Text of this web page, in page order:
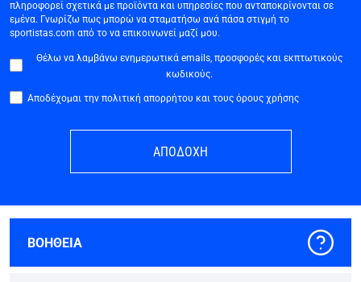
πληροφορεί σχετικά με προϊόντα και υπηρεσίες που ανταποκρίνονται σε
εμένα. Γνωρίζω πως μπορώ να σταματήσω ανά πάσα στιγμή το
sportistas.com από το να επικοινωνεί μαζί μου.
Θέλω να λαμβάνω ενημερωτικά emails, προσφορές και εκπτωτικούς
κωδικούς.
Αποδέχομαι την πολιτική απορρήτου και τους όρους χρήσης
ΑΠΟΔΟΧΗ
ΒΟΗΘΕΙΑ